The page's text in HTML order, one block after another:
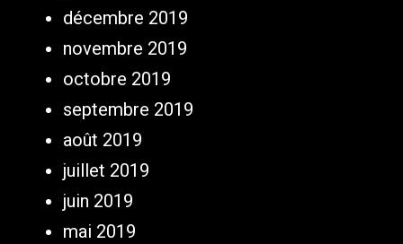
décembre 2019
novembre 2019
octobre 2019
septembre 2019
août 2019
juillet 2019
juin 2019
mai 2019